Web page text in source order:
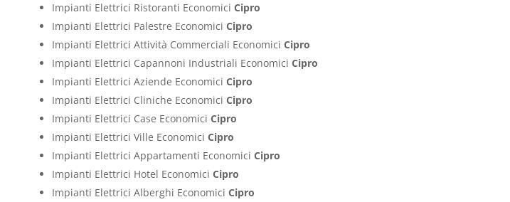
Impianti Elettrici Ristoranti Economici Cipro
Impianti Elettrici Palestre Economici Cipro
Impianti Elettrici Attività Commerciali Economici Cipro
Impianti Elettrici Capannoni Industriali Economici Cipro
Impianti Elettrici Aziende Economici Cipro
Impianti Elettrici Cliniche Economici Cipro
Impianti Elettrici Case Economici Cipro
Impianti Elettrici Ville Economici Cipro
Impianti Elettrici Appartamenti Economici Cipro
Impianti Elettrici Hotel Economici Cipro
Impianti Elettrici Alberghi Economici Cipro